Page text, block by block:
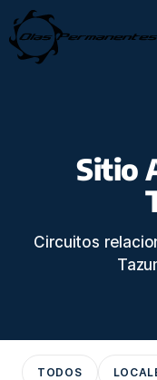
Sitio
Circuitos
TODOS